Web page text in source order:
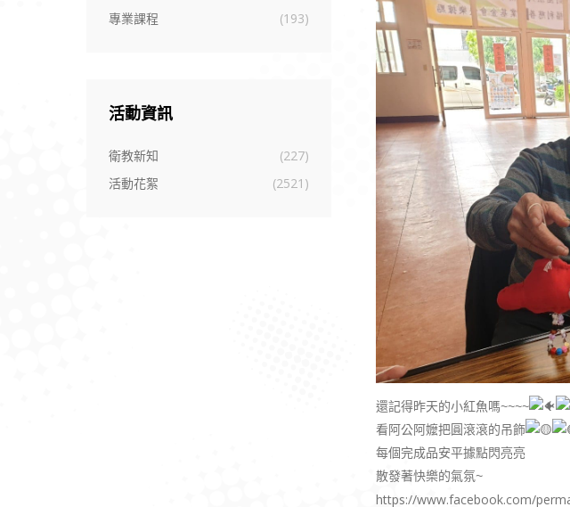
還記得昨天的小紅魚嗎~~~~
看阿公阿嬤把圓滾滾的吊飾
每個完成品安平據點閃亮亮
散發著快樂的氣氛~
https://www.facebook.com/
專業課程
(193)
活動資訊
衛教新知
(227)
活動花絮
(2521)